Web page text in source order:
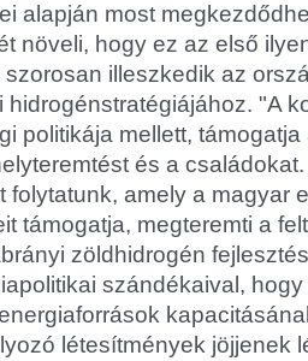
alapján most
növeli, hogy ez az első
illeszkedik az
hidrogénstratégiájához. "A
politikája mellett,
és a
folytatunk, amely a magyar
támogatja, megteremti a
zöldhidrogén
szándékaival,
létesítmények jöjjenek